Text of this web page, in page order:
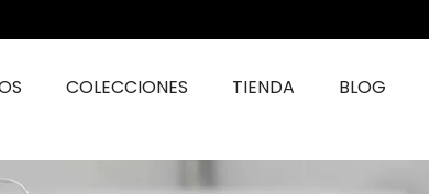
COLECCIONES TIENDA BLOG